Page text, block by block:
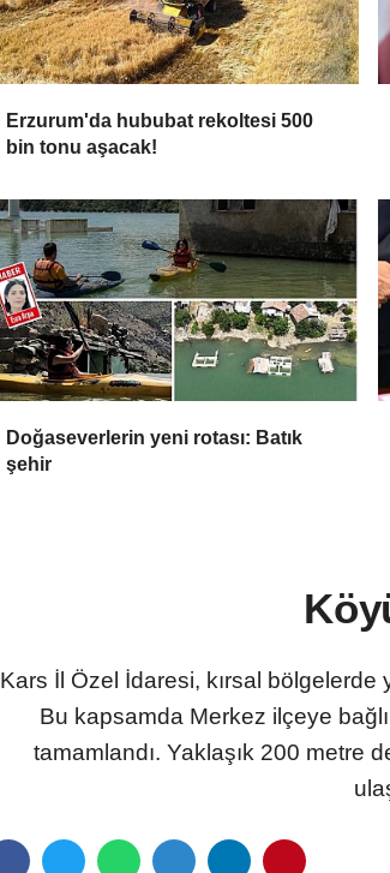
Erzurum'da hububat rekoltesi 500
bin tonu aşacak!
Doğaseverlerin yeni rotası: Batık
şehir
Kars İl Özel İdaresi, kırsal bölgelerde
Bu kapsamda Merkez ilçeye
tamamlandı. Yaklaşık 200 metre